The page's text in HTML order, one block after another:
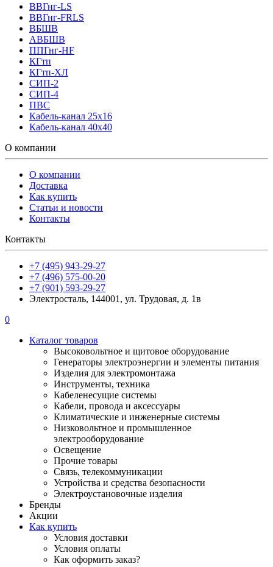
ВВГнг-LS
ВВГнг-FRLS
ВБШВ
АВБШВ
ППГнг-HF
КГтп
КГтп-ХЛ
СИП-2
СИП-4
ПВС
Кабель-канал 25х16
Кабель-канал 40х40
О компании
О компании
Доставка
Как купить
Статьи и новости
Контакты
Контакты
+7 (495) 943-29-27
+7 (496) 575-00-20
+7 (901) 593-29-27
Электросталь, 144001, ул. Трудовая, д. 1в
0
Каталог товаров
Высоковольтное и щитовое оборудование
Генераторы электроэнергии и элементы питания
Изделия для электромонтажа
Инструменты, техника
Кабеленесущие системы
Кабели, провода и аксессуары
Климатические и инженерные системы
Низковольтное и промышленное
электрооборудование
Освещение
Прочие товары
Связь, телекоммуникации
Устройства и средства безопасности
Электроустановочные изделия
Бренды
Акции
Как купить
Условия доставки
Условия оплаты
Как оформить заказ?